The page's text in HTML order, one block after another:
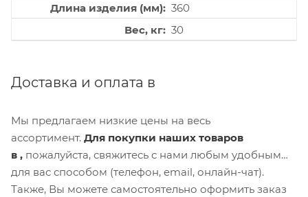
Длина изделия (мм)
360
Вес, кг
30
Доставка и оплата в
Мы предлагаем низкие цены на весь
ассортимент. Для покупки наших товаров
в , пожалуйста, свяжитесь с нами любым удобным
для вас способом (телефон, email, онлайн-чат).
Также, Вы можете самостоятельно оформить заказ